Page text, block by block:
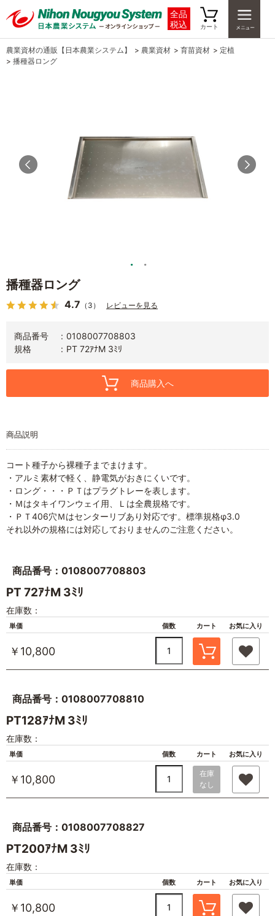
全品
税込
カート
農業資材の通販【日本農業システム】 > 農業資材 > 育苗資材 > 定植
> 播種器ロング
播種器ロング
4.7 （3） レビューを見る
商品番号
0108007708803
規格
PT 72ｱﾅM 3ﾐﾘ
商品購入へ
商品説明
コート種子から裸種子までまけます。
・アルミ素材で軽く、静電気がおきにくいです。
・ロング・・・ＰＴはプラグトレーを表します。
・Ｍはタキイワンウェイ用、Ｌは全農規格です。
・ＰＴ406穴Ｍはセンターリブあり対応です。標準規格φ3.0
それ以外の規格には対応しておりませんのご注意ください。
商品番号：0108007708803
PT 72ｱﾅM 3ﾐﾘ
在庫数：
単価 個数 カート お気に入り
￥10,800
商品番号：0108007708810
PT128ｱﾅM 3ﾐﾘ
在庫数：
単価 個数 カート お気に入り
￥10,800
在庫
なし
商品番号：0108007708827
PT200ｱﾅM 3ﾐﾘ
在庫数：
単価 個数 カート お気に入り
￥10,800